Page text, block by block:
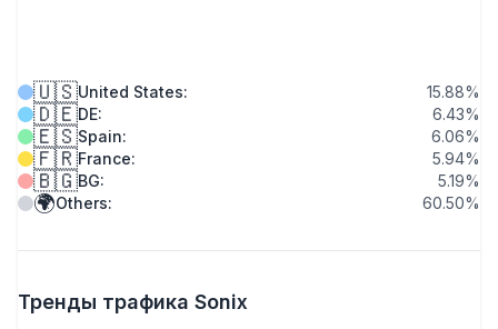
🇺🇸United States: 15.88%
🇩🇪DE: 6.43%
🇪🇸Spain: 6.06%
🇫🇷France: 5.94%
🇧🇬BG: 5.19%
🌍Others: 60.50%
Тренды трафика Sonix